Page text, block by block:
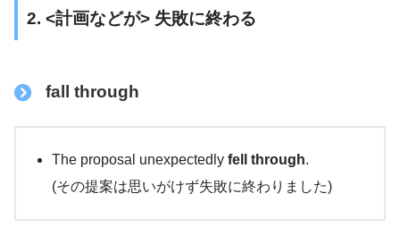
2. <計画などが> 失敗に終わる
fall through
The proposal unexpectedly fell through.
(その提案は思いがけず失敗に終わりました)